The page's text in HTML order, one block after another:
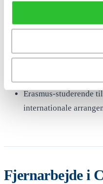
Universitetet
forskere, hvilket
Sprogsalons afholdes
Byen er lille nok til, at
og opbygger et ægte
Erasmus-studerende
internationale
Fjernarbejde i